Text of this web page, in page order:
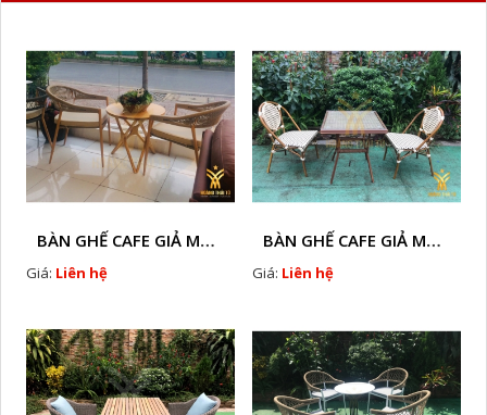
BÀN GHẾ CAFE GIẢ MÂY HTT - L128A
Giá: Liên hệ
BÀN GHẾ CAFE GIẢ MÂY HTT - LS132
Giá: Liên hệ